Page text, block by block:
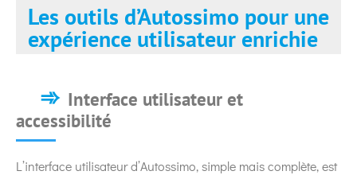
Les outils d’Autossimo pour une
expérience utilisateur enrichie
Interface utilisateur et
accessibilité
L’interface utilisateur d’Autossimo, simple mais complète, est